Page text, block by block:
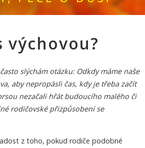
výchovou?
slýchám otázku: Odkdy máme naše
aby nepropásli čas, kdy je třeba začít
nezačali hřát budoucího malého či
rodičovské přizpůsobení se
z toho, pokud rodiče podobné